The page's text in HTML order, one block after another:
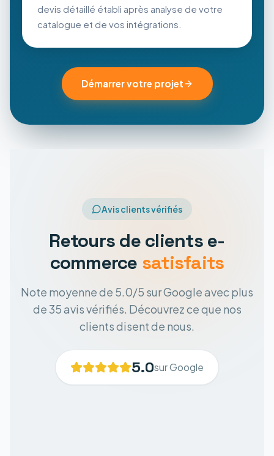
devis détaillé établi après analyse de votre
catalogue et de vos intégrations.
Démarrer votre projet
Avis clients vérifiés
Retours de clients e-
commerce satisfaits
Note moyenne de 5.0/5 sur Google avec plus
de 35 avis vérifiés. Découvrez ce que nos
clients disent de nous.
5.0sur Google